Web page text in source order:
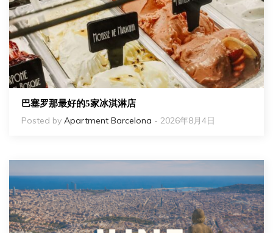
巴塞罗那最好的5家冰淇淋店
Posted by Apartment Barcelona - 2026年8月4日